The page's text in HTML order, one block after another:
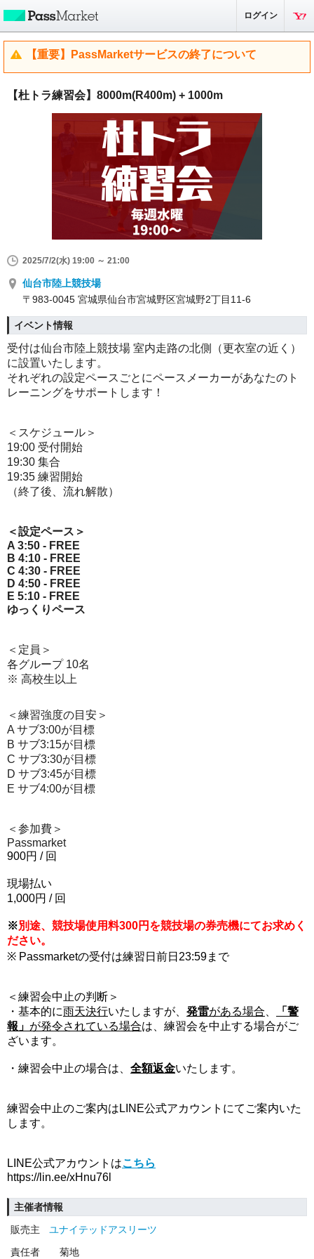
ログイン
【重要】PassMarketサービスの終了について
【杜トラ練習会】8000m(R400m) + 1000m
2025/7/2(水) 19:00 ～ 21:00
仙台市陸上競技場
〒983-0045 宮城県仙台市宮城野区宮城野2丁目11-6
イベント情報
受付は仙台市陸上競技場 室内走路の北側（更衣室の近く）
に設置いたします。
それぞれの設定ペースごとにペースメーカーがあなたのト
レーニングをサポートします！
＜スケジュール＞
19:00 受付開始
19:30 集合
19:35 練習開始
（終了後、流れ解散）
＜設定ペース＞
A 3:50 - FREE
B 4:10 - FREE
C 4:30 - FREE
D 4:50 - FREE
E 5:10 - FREE
ゆっくりペース
＜定員＞
各グループ 10名
※ 高校生以上
＜練習強度の目安＞
A サブ3:00が目標
B サブ3:15が目標
C サブ3:30が目標
D サブ3:45が目標
E サブ4:00が目標
＜参加費＞
Passmarket
900円 / 回
現場払い
1,000円 / 回
※別途、競技場使用料300円を競技場の券売機にてお求めく
ださい。
※ Passmarketの受付は練習日前日23:59まで
＜練習会中止の判断＞
・基本的に雨天決行いたしますが、 発雷がある場合
「警
報」 が発令されている場合は、練習会を中止する場合がご
ざいます。
・練習会中止の場合は、 全額返金いたします。
練習会中止のご案内はLINE公式アカウントにてご案内いた
します。
LINE公式アカウントはこちら
https://lin.ee/xHnu76l
主催者情報
販売主
ユナイテッドアスリーツ
責任者
菊地